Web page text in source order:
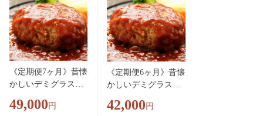
単 湯せん レンチン
洋食 湯煎 個別包装
小分 お弁当 便利 レ
ンジ お試し]
湯せん レンチン 洋食
湯煎 個別包装 小分
お弁当 便利 レンジ
お試し]
《定期便7ヶ月》昔懐
かしいデミグラスソ
g×8個)×7回 惣菜 お
49,000 円
《定期便6ヶ月》昔懐
かしいデミグラスソ
g×8個)×6回 惣菜 おか
42,000 円